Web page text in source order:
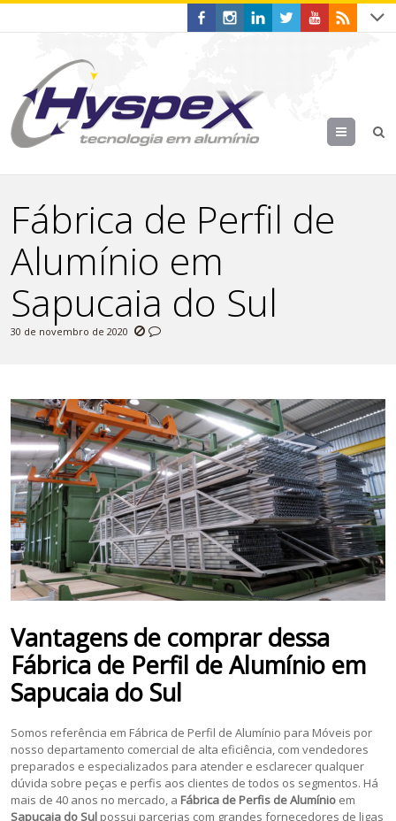
Menu
Fábrica de Perfil de
Alumínio em
Sapucaia do Sul
30 de novembro de 2020
Vantagens de comprar dessa
Fábrica de Perfil de Alumínio em
Sapucaia do Sul
Somos referência em Fábrica de Perfil de Alumínio para Móveis por
nosso departamento comercial de alta eficiência, com vendedores
preparados e especializados para atender e esclarecer qualquer
dúvida sobre peças e perfis aos clientes de todos os segmentos. Há
mais de 40 anos no mercado, a Fábrica de Perfis de Alumínio em
Sapucaia do Sul possui parcerias com grandes fornecedores de ligas